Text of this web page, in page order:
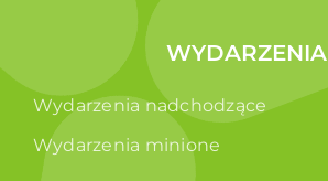
WYDARZENIA
Wydarzenia nadchodzące
Wydarzenia minione